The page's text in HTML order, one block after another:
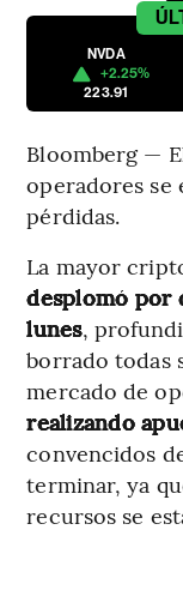
NVDA
+2.25%
223.91
Bloomberg —
operadores se
pérdidas.
La mayor
desplomó por
lunes,
borrado todas
mercado de
realizando
convencidos
terminar, ya
recursos se